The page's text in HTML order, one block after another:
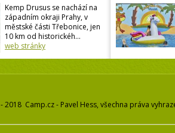
Kemp Drusus se nachází na
západním okraji Prahy, v
městské části Třebonice, jen
10 km od historickéh...
web stránky
2018 Camp.cz - Pavel Hess, všechna práva